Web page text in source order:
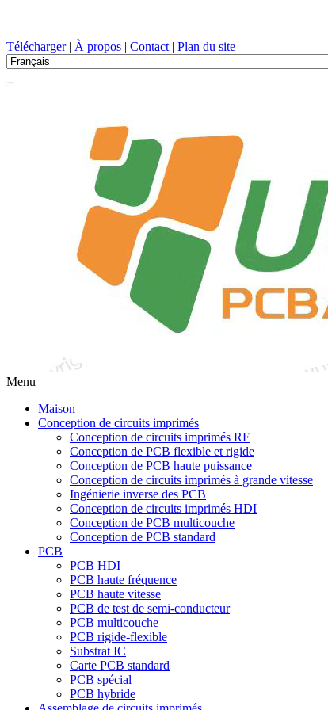
Télécharger| À propos | Contact | Plan du site
Menu
Maison
Conception de circuits imprimés
Conception de circuits imprimés RF
Conception de PCB flexible et rigide
Conception de PCB haute puissance
Conception de circuits imprimés à grande vitesse
Ingénierie inverse des PCB
Conception de circuits imprimés HDI
Conception de PCB multicouche
Conception de PCB standard
PCB
PCB HDI
PCB haute fréquence
PCB haute vitesse
PCB de test de semi-conducteur
PCB multicouche
PCB rigide-flexible
Substrat IC
Carte PCB standard
PCB spécial
PCB hybride